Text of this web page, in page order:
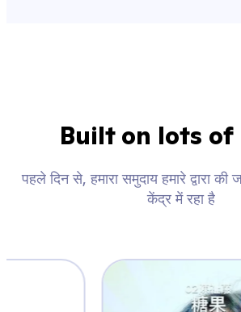
Built on lots of
पहले दिन से, हमारा समुदाय हमारे द्वारा
केंद्र में रहा है